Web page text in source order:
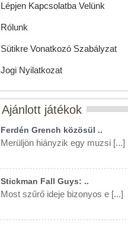
Lépjen Kapcsolatba Velünk
Rólunk
Sütikre Vonatkozó Szabályzat
Jogi Nyilatkozat
Ajánlott játékok
Ferdén Grench közösül ..
Merüljön hiányzik egy muzsi [...]
Stickman Fall Guys: ..
Most szűrő ideje bizonyos e [...]